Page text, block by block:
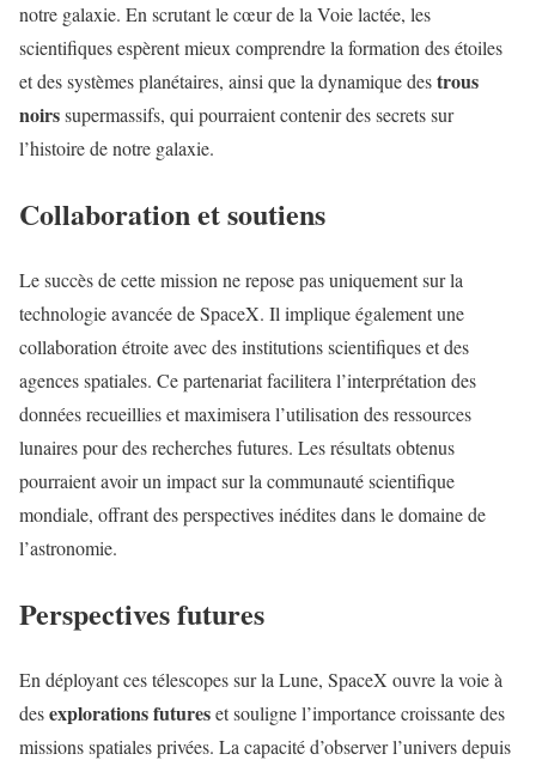
notre galaxie. En scrutant le cœur de la Voie lactée, les
scientifiques espèrent mieux comprendre la formation des étoiles
et des systèmes planétaires, ainsi que la dynamique destrous
noirssupermassifs, qui pourraient contenir des secrets sur
l’histoire de notre galaxie.
Collaboration et soutiens
Le succès de cette mission ne repose pas uniquement sur la
technologie avancée de SpaceX. Il implique également une
collaboration étroite avec des institutions scientifiques et des
agences spatiales. Ce partenariat facilitera l’interprétation des
données recueillies et maximisera l’utilisation des ressources
lunaires pour des recherches futures. Les résultats obtenus
pourraient avoir un impact sur la communauté scientifique
mondiale, offrant des perspectives inédites dans le domaine de
l’astronomie.
Perspectives futures
En déployant ces télescopes sur la Lune, SpaceX ouvre la voie à
desexplorations futureset souligne l’importance croissante des
missions spatiales privées. La capacité d’observer l’univers depuis